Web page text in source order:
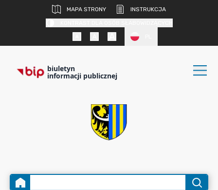
MAPA STRONY
INSTRUKCJA
biuletyn
informacji publicznej